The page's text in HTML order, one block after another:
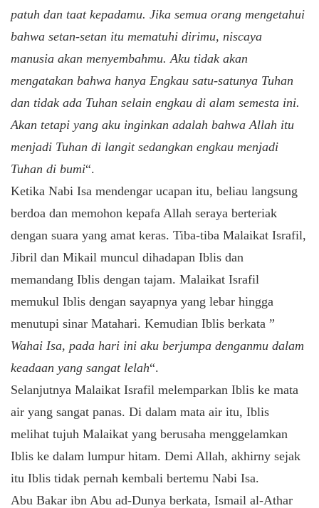
patuh dan taat kepadamu. Jika semua orang mengetahui
bahwa setan-setan itu mematuhi dirimu, niscaya
manusia akan menyembahmu. Aku tidak akan
mengatakan bahwa hanya Engkau satu-satunya Tuhan
dan tidak ada Tuhan selain engkau di alam semesta ini.
Akan tetapi yang aku inginkan adalah bahwa Allah itu
menjadi Tuhan di langit sedangkan engkau menjadi
Tuhan di bumi“.
Ketika Nabi Isa mendengar ucapan itu, beliau langsung
berdoa dan memohon kepafa Allah seraya berteriak
dengan suara yang amat keras. Tiba-tiba Malaikat Israfil,
Jibril dan Mikail muncul dihadapan Iblis dan
memandang Iblis dengan tajam. Malaikat Israfil
memukul Iblis dengan sayapnya yang lebar hingga
menutupi sinar Matahari. Kemudian Iblis berkata ”
Wahai Isa, pada hari ini aku berjumpa denganmu dalam
keadaan yang sangat lelah“.
Selanjutnya Malaikat Israfil melemparkan Iblis ke mata
air yang sangat panas. Di dalam mata air itu, Iblis
melihat tujuh Malaikat yang berusaha menggelamkan
Iblis ke dalam lumpur hitam. Demi Allah, akhirny sejak
itu Iblis tidak pernah kembali bertemu Nabi Isa.
Abu Bakar ibn Abu ad-Dunya berkata, Ismail al-Athar